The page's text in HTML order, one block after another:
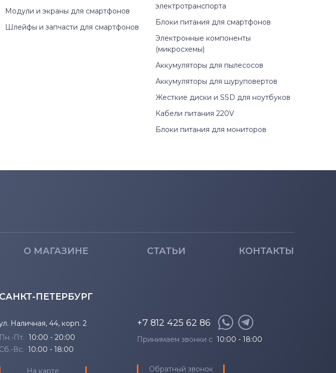
Модули и экраны для смартфонов
Шлейфы и запчасти для смартфонов
электротранспорта
Блоки питания для смартфонов
Электронные компоненты
(микросхемы)
Аккумуляторы для пылесосов
Аккумуляторы для шуруповертов
Жесткие диски и SSD для ноутбуков
Кабели питания 220V
Блоки питания для мониторов
О МАГАЗИНЕ СТАТЬИ КОНТАКТЫ
САНКТ-ПЕТЕРБУРГ
Наличная, 44, корп. 2
Пн.-Пт. 10:00 - 20:00
Сб.-Вс. 10:00 - 18:00
На карте
+7 812 425 62 86
Принимаем звонки с 10:00 - 18:00
Обратный звонок